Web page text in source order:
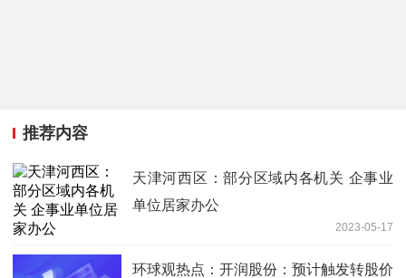
推荐内容
天津河西区：部分区域内各机关 企事业
单位居家办公
2023-05-17
环球观热点：开润股份：预计触发转股价